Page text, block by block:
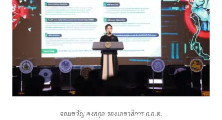
จอมขวัญ คงสกุล รองเลขาธิการ ก.ล.ต.